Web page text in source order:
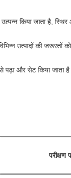
किया जाता है,
उत्पादों की जरूरतों
और सेट किया जाता
परीक्षण